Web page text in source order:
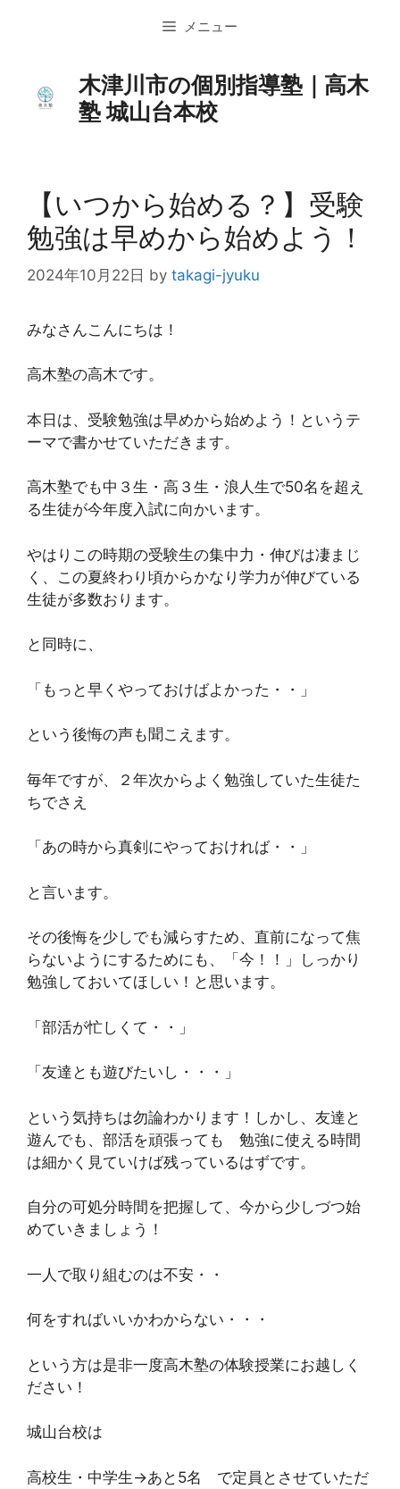
メニュー
木津川市の個別指導塾｜高木
塾 城山台本校
【いつから始める？】受験
勉強は早めから始めよう！
2024年10月22日 by takagi-jyuku
みなさんこんにちは！
高木塾の高木です。
本日は、受験勉強は早めから始めよう！というテ
ーマで書かせていただきます。
高木塾でも中３生・高３生・浪人生で50名を超え
る生徒が今年度入試に向かいます。
やはりこの時期の受験生の集中力・伸びは凄まじ
く、この夏終わり頃からかなり学力が伸びている
生徒が多数おります。
と同時に、
「もっと早くやっておけばよかった・・」
という後悔の声も聞こえます。
毎年ですが、２年次からよく勉強していた生徒た
ちでさえ
「あの時から真剣にやっておければ・・」
と言います。
その後悔を少しでも減らすため、直前になって焦
らないようにするためにも、「今！！」しっかり
勉強しておいてほしい！と思います。
「部活が忙しくて・・」
「友達とも遊びたいし・・・」
という気持ちは勿論わかります！しかし、友達と
遊んでも、部活を頑張っても 勉強に使える時間
は細かく見ていけば残っているはずです。
自分の可処分時間を把握して、今から少しづつ始
めていきましょう！
一人で取り組むのは不安・・
何をすればいいかわからない・・・
という方は是非一度高木塾の体験授業にお越しく
ださい！
城山台校は
高校生・中学生→あと5名 で定員とさせていただ